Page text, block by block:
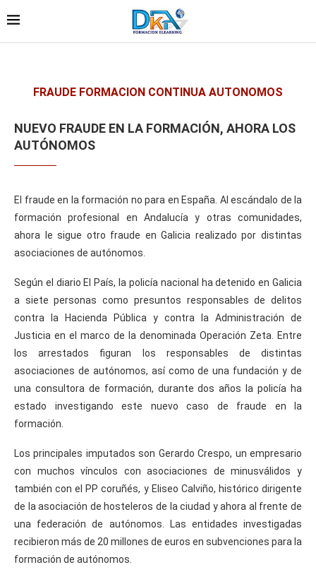
FRAUDE FORMACION CONTINUA AUTONOMOS
NUEVO FRAUDE EN LA FORMACIÓN, AHORA LOS
AUTÓNOMOS
El fraude en la formación no para en España. Al escándalo de la
formación profesional en Andalucía y otras comunidades,
ahora le sigue otro fraude en Galicia realizado por distintas
asociaciones de autónomos.
Según el diario El País, la policía nacional ha detenido en Galicia
a siete personas como presuntos responsables de delitos
contra la Hacienda Pública y contra la Administración de
Justicia en el marco de la denominada Operación Zeta. Entre
los arrestados figuran los responsables de distintas
asociaciones de autónomos, así como de una fundación y de
una consultora de formación, durante dos años la policía ha
estado investigando este nuevo caso de fraude en la
formación.
Los principales imputados son Gerardo Crespo, un empresario
con muchos vínculos con asociaciones de minusválidos y
también con el PP coruñés, y Eliseo Calviño, histórico dirigente
de la asociación de hosteleros de la ciudad y ahora al frente de
una federación de autónomos. Las entidades investigadas
recibieron más de 20 millones de euros en subvenciones para la
formación de autónomos.